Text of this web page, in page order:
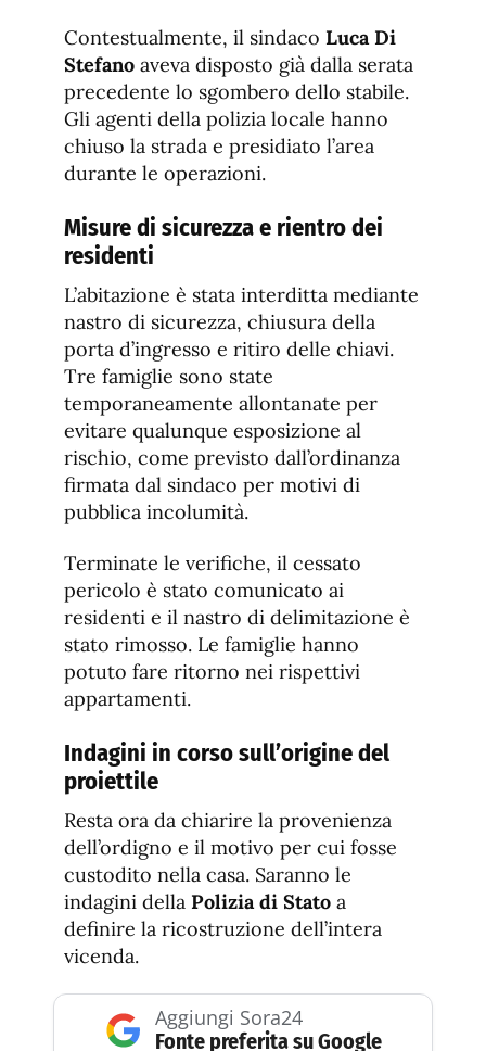
Contestualmente, il sindaco Luca Di
Stefano aveva disposto già dalla serata
precedente lo sgombero dello stabile.
Gli agenti della polizia locale hanno
chiuso la strada e presidiato l’area
durante le operazioni.
Misure di sicurezza e rientro dei
residenti
L’abitazione è stata interditta mediante
nastro di sicurezza, chiusura della
porta d’ingresso e ritiro delle chiavi.
Tre famiglie sono state
temporaneamente allontanate per
evitare qualunque esposizione al
rischio, come previsto dall’ordinanza
firmata dal sindaco per motivi di
pubblica incolumità.
Terminate le verifiche, il cessato
pericolo è stato comunicato ai
residenti e il nastro di delimitazione è
stato rimosso. Le famiglie hanno
potuto fare ritorno nei rispettivi
appartamenti.
Indagini in corso sull’origine del
proiettile
Resta ora da chiarire la provenienza
dell’ordigno e il motivo per cui fosse
custodito nella casa. Saranno le
indagini della Polizia di Stato a
definire la ricostruzione dell’intera
vicenda.
Aggiungi Sora24
Fonte preferita su Google